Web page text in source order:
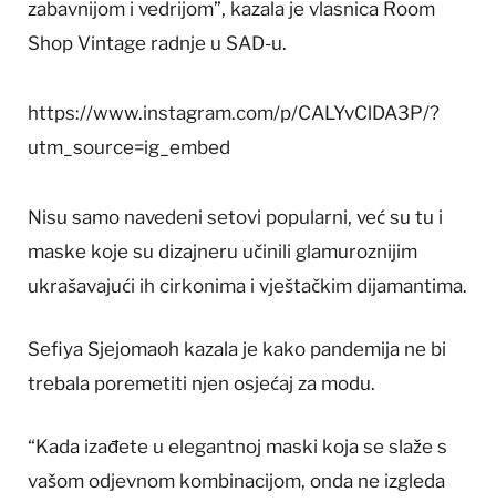
zabavnijom i vedrijom”, kazala je vlasnica Room
Shop Vintage radnje u SAD-u.
https://www.instagram.com/p/CALYvClDA3P/?
utm_source=ig_embed
Nisu samo navedeni setovi popularni, već su tu i
maske koje su dizajneru učinili glamuroznijim
ukrašavajući ih cirkonima i vještačkim dijamantima.
Sefiya Sjejomaoh kazala je kako pandemija ne bi
trebala poremetiti njen osjećaj za modu.
“Kada izađete u elegantnoj maski koja se slaže s
vašom odjevnom kombinacijom, onda ne izgleda